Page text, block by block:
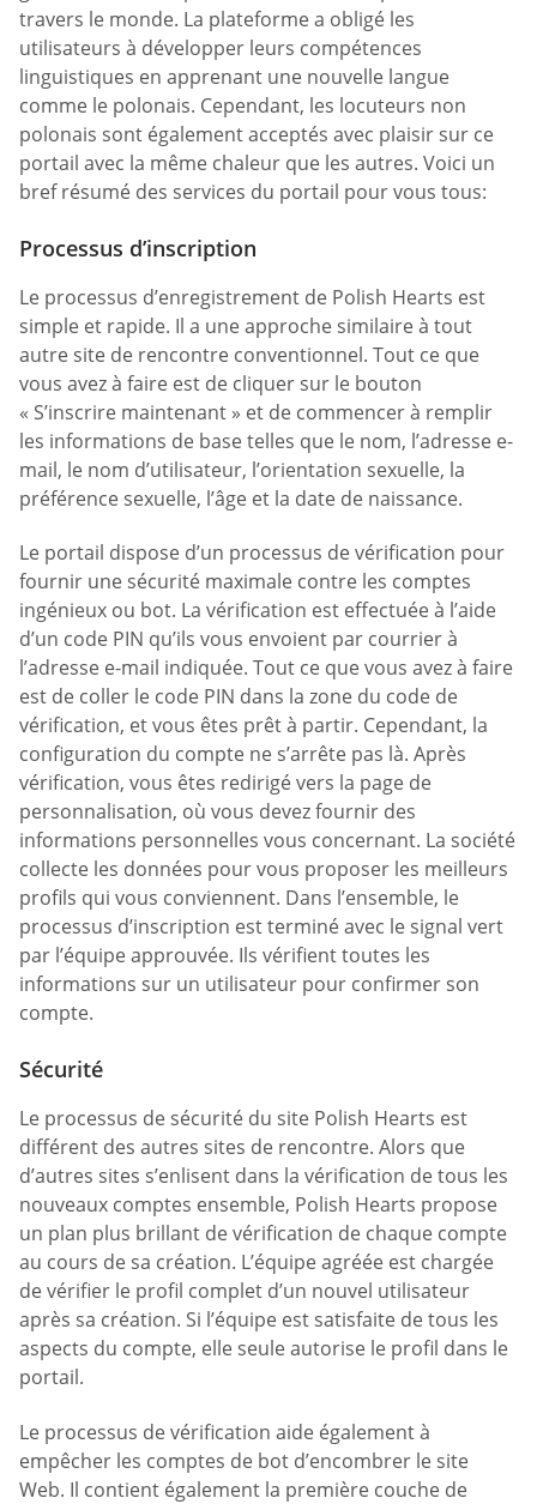
travers le monde. La plateforme a obligé les
utilisateurs à développer leurs compétences
linguistiques en apprenant une nouvelle langue
comme le polonais. Cependant, les locuteurs non
polonais sont également acceptés avec plaisir sur ce
portail avec la même chaleur que les autres. Voici un
bref résumé des services du portail pour vous tous:
Processus d’inscription
Le processus d’enregistrement de Polish Hearts est
simple et rapide. Il a une approche similaire à tout
autre site de rencontre conventionnel. Tout ce que
vous avez à faire est de cliquer sur le bouton
« S’inscrire maintenant » et de commencer à remplir
les informations de base telles que le nom, l’adresse e-
mail, le nom d’utilisateur, l’orientation sexuelle, la
préférence sexuelle, l’âge et la date de naissance.
Le portail dispose d’un processus de vérification pour
fournir une sécurité maximale contre les comptes
ingénieux ou bot. La vérification est effectuée à l’aide
d’un code PIN qu’ils vous envoient par courrier à
l’adresse e-mail indiquée. Tout ce que vous avez à faire
est de coller le code PIN dans la zone du code de
vérification, et vous êtes prêt à partir. Cependant, la
configuration du compte ne s’arrête pas là. Après
vérification, vous êtes redirigé vers la page de
personnalisation, où vous devez fournir des
informations personnelles vous concernant. La société
collecte les données pour vous proposer les meilleurs
profils qui vous conviennent. Dans l’ensemble, le
processus d’inscription est terminé avec le signal vert
par l’équipe approuvée. Ils vérifient toutes les
informations sur un utilisateur pour confirmer son
compte.
Sécurité
Le processus de sécurité du site Polish Hearts est
différent des autres sites de rencontre. Alors que
d’autres sites s’enlisent dans la vérification de tous les
nouveaux comptes ensemble, Polish Hearts propose
un plan plus brillant de vérification de chaque compte
au cours de sa création. L’équipe agréée est chargée
de vérifier le profil complet d’un nouvel utilisateur
après sa création. Si l’équipe est satisfaite de tous les
aspects du compte, elle seule autorise le profil dans le
portail.
Le processus de vérification aide également à
empêcher les comptes de bot d’encombrer le site
Web. Il contient également la première couche de